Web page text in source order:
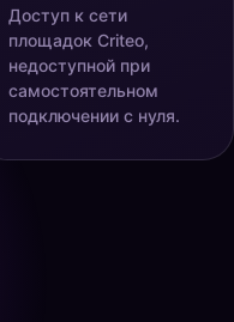
Доступ к сети
площадок Criteo,
недоступной при
самостоятельном
подключении с нуля.